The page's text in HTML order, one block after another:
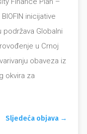
inicijative
podržava Globalni
u Crnoj
obaveza iz
okvira za
Sljedeća objava→